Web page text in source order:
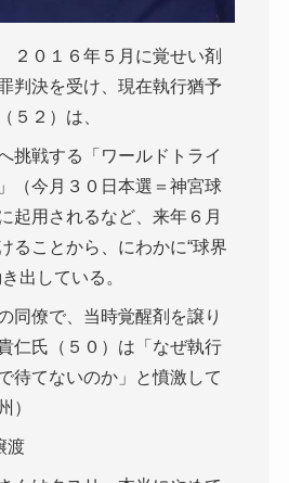
０１６年５月に覚せい剤
判決を受け、現在執行猶予
５２）は、
挑戦する「ワールドトライ
（今月３０日本選＝神宮球
起用されるなど、来年６月
ることから、にわかに“球界
出している。
同僚で、当時覚醒剤を譲り
仁氏（５０）は「なぜ執行
待てないのか」と憤激して
）
渡